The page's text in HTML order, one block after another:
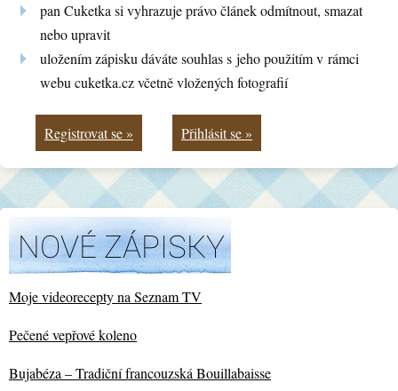
pan Cuketka si vyhrazuje právo článek odmítnout, smazat
nebo upravit
uložením zápisku dáváte souhlas s jeho použitím v rámci
webu cuketka.cz včetně vložených fotografií
Registrovat se » Přihlásit se »
Moje videorecepty na Seznam TV
Pečené vepřové koleno
Bujabéza – Tradiční francouzská Bouillabaisse